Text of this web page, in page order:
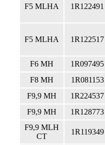
F5 MLHA 1R122491
F5 MLHA 1R122517
F6 MH
1R097495
F8 MH
1R081153
F9,9 MH
1R224537
F9,9 MH
1R128773
F9,9 MLH
CT
1R119349